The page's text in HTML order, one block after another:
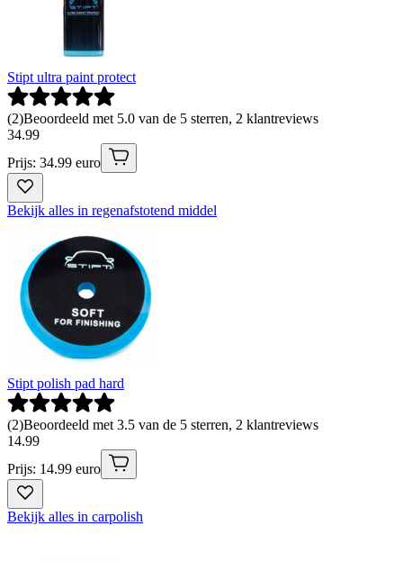
Stipt ultra paint protect
(2)Beoordeeld met 5.0 van de 5 sterren, 2 klantreviews
34.99
Prijs: 34.99 euro
Bekijk alles in regenafstotend middel
Stipt polish pad hard
(2)Beoordeeld met 3.5 van de 5 sterren, 2 klantreviews
14.99
Prijs: 14.99 euro
Bekijk alles in carpolish